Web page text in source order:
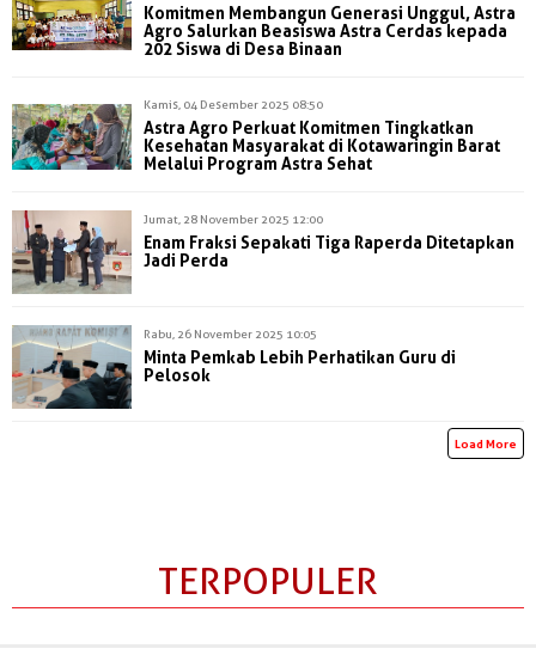
Komitmen Membangun Generasi Unggul, Astra
Agro Salurkan Beasiswa Astra Cerdas kepada
202 Siswa di Desa Binaan
Kamis, 04 Desember 2025 08:50
Astra Agro Perkuat Komitmen Tingkatkan
Kesehatan Masyarakat di Kotawaringin Barat
Melalui Program Astra Sehat
Jumat, 28 November 2025 12:00
Enam Fraksi Sepakati Tiga Raperda Ditetapkan
Jadi Perda
Rabu, 26 November 2025 10:05
Minta Pemkab Lebih Perhatikan Guru di
Pelosok
Load More
TERPOPULER